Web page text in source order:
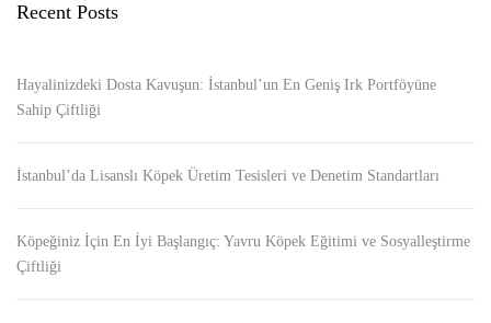
Recent Posts
Hayalinizdeki Dosta Kavuşun: İstanbul’un En Geniş Irk Portföyüne
Sahip Çiftliği
İstanbul’da Lisanslı Köpek Üretim Tesisleri ve Denetim Standartları
Köpeğiniz İçin En İyi Başlangıç: Yavru Köpek Eğitimi ve Sosyalleştirme
Çiftliği